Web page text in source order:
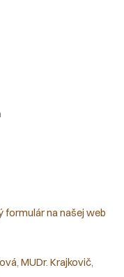
formulár na našej web
, MUDr. Krajkovič